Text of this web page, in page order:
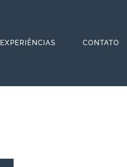
EXPERIÊNCIAS CONTATO